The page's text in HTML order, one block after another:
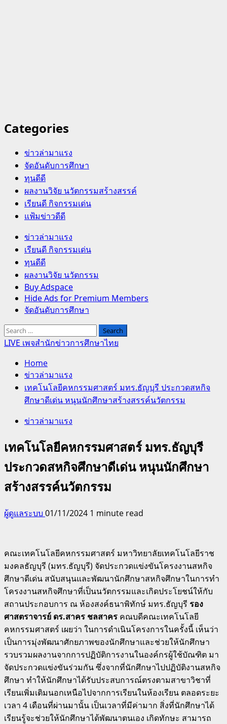
Categories
ข่าวล่ามาแรง
จัดอันดับการศึกษา
ทุนดีดี
ผลงานวิจัย นวัตกรรมสร้างสรรค์
เรียนดี กิจกรรมเด่น
แฟ้มข่าวดีดี
Primary
Menu
ข่าวล่ามาแรง
เรียนดี กิจกรรมเด่น
ทุนดีดี
ผลงานวิจัย นวัตกรรม
Buy Adspace
Hide Ads for Premium Members
จัดอันดับการศึกษา
Search
for:
LIVE เพจสำนักข่าวการศึกษาไทย
Home
ข่าวล่ามาแรง
เทคโนโลยีคหกรรมศาสตร์ มทร.ธัญบุรี ประกวดสหกิจ
ศึกษาดีเด่น หนุนนักศึกษาสร้างสรรค์นวัตกรรม
ข่าวล่ามาแรง
เทคโนโลยีคหกรรมศาสตร์ มทร.ธัญบุรี
ประกวดสหกิจศึกษาดีเด่น หนุนนักศึกษา
สร้างสรรค์นวัตกรรม
ผู้ดูแลระบบ 01/11/2024 1 minute read
คณะเทคโนโลยีคหกรรมศาสตร์ มหาวิทยาลัยเทคโนโลยีราช
มงคลธัญบุรี (มทร.ธัญบุรี) จัดประกวดแข่งขันโครงงานสหกิจ
ศึกษาดีเด่น สนับสนุนและพัฒนานักศึกษาสหกิจศึกษาในการทำ
โครงงานสหกิจศึกษาที่เป็นนวัตกรรมและเกิดประโยชน์ให้กับ
สถานประกอบการ ณ ห้องสงค์ธนาพิทักษ์ มทร.ธัญบุรี รอง
ศาสตราจารย์ ดร.สาคร ชลสาคร คณบดีคณะเทคโนโลยี
คหกรรมศาสตร์ เผยว่า ในการดำเนินโครงการในครั้งนี้ เห็นว่า
เป็นการมุ่งพัฒนาศักยภาพของนักศึกษาและช่วยให้นักศึกษา
รวบรวมผลงานจากการปฏิบัติการงานในองค์กรผู้ใช้บัณฑิต มา
จัดประกวดแข่งขันร่วมกัน ซึ่งจากที่นักศึกษาไปปฏิบัติงานสหกิจ
ศึกษา ทำให้นักศึกษาได้รับประสบการณ์ตรงตามสาขาวิชาที่
เรียนเพิ่มเติมนอกเหนือไปจากการเรียนในห้องเรียน ตลอดระยะ
เวลา 4 เดือนที่ผ่านมานั้น เป็นเวลาที่มีค่ามาก สิ่งที่นักศึกษาได้
เรียนรู้จะช่วยให้นักศึกษาได้พัฒนาตนเอง เกิดทักษะ สามารถ